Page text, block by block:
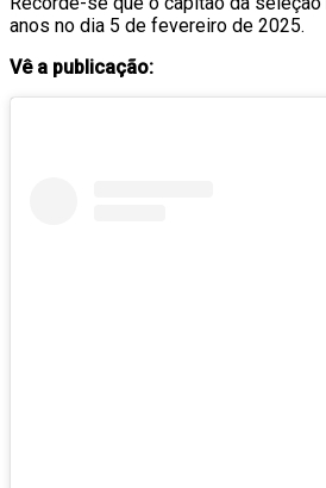
anos no dia 5 de fevereiro de 2025.
Vê a publicação: